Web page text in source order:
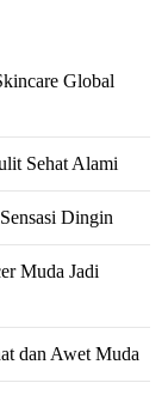
Global
Sehat Alami
Dingin
Muda Jadi
dan Awet Muda